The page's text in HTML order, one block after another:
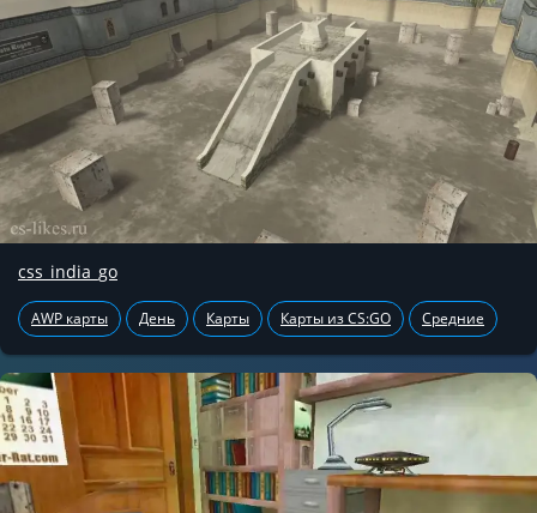
css_india_go
AWP карты День Карты Карты из CS:GO Средние